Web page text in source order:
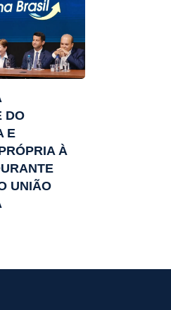
DO
E
À
UNIÃO